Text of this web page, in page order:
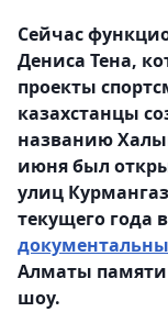
Сейчас
Дениса Тена,
проекты
казахстанцы
названию
июня был
улиц
текущего года
Алматы памяти
шоу.